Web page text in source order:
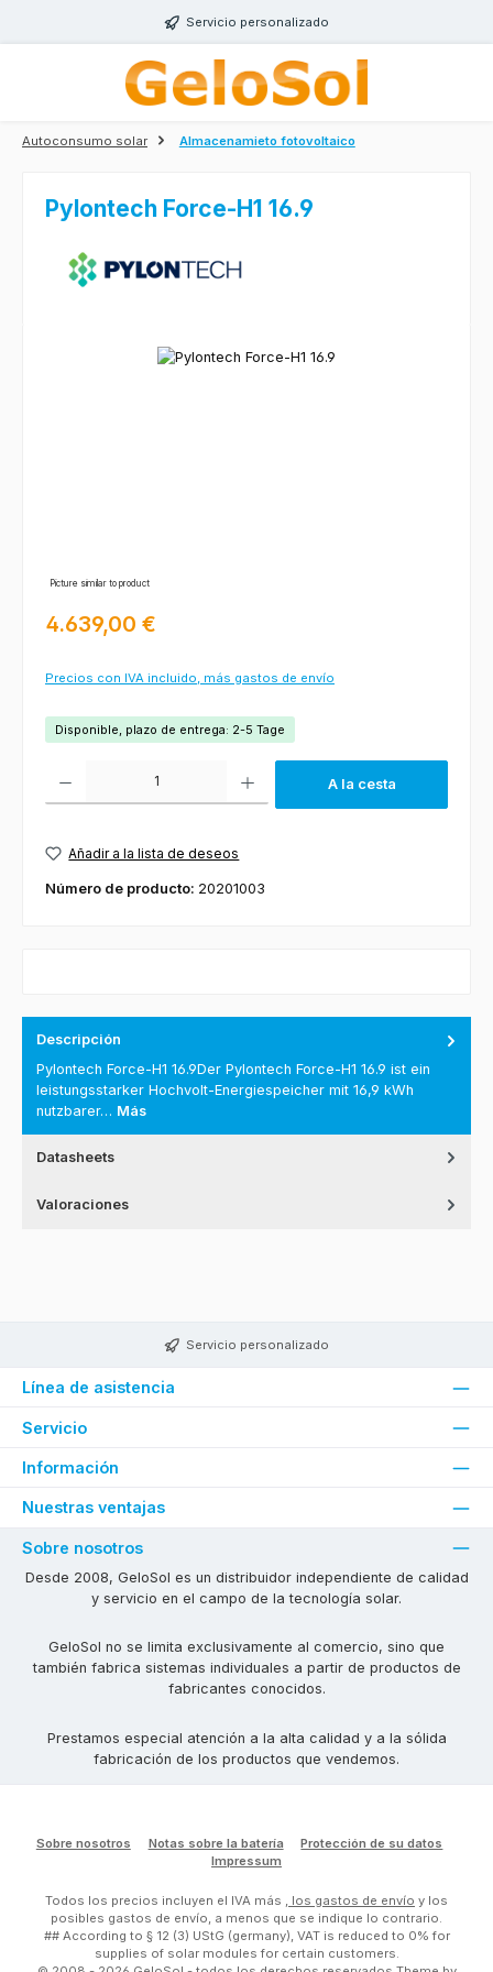
Saltar al contenido principalServicio personalizado
Autoconsumo solar Almacenamieto fotovoltaico
Pylontech Force-H1 16.9
Omitir galería de imágenes
Picture similar to product
Precio normal:
4.639,00 €
Precios con IVA incluido, más gastos de envío
Disponible, plazo de entrega: 2-5 Tage
Cantidad del producto: introduce la cantidad deseada o usa los
A la cesta
Añadir a la lista de deseos
Número de producto: 20201003
Descripción
Pylontech Force-H1 16.9Der Pylontech Force-H1 16.9 ist ein
leistungsstarker Hochvolt-Energiespeicher mit 16,9 kWh
nutzbarer… Más
Datasheets
Valoraciones
Servicio personalizado
Línea de asistencia
Servicio
Información
Nuestras ventajas
Sobre nosotros
Desde 2008, GeloSol es un distribuidor independiente de calidad
y servicio en el campo de la tecnología solar.
GeloSol no se limita exclusivamente al comercio, sino que
también fabrica sistemas individuales a partir de productos de
fabricantes conocidos.
Prestamos especial atención a la alta calidad y a la sólida
fabricación de los productos que vendemos.
Sobre nosotros Notas sobre la batería
Protección de su datos
Impressum
Todos los precios incluyen el IVA más , los gastos de envío y los
posibles gastos de envío, a menos que se indique lo contrario.
## According to § 12 (3) UStG (germany), VAT is reduced to 0% for
supplies of solar modules for certain customers.